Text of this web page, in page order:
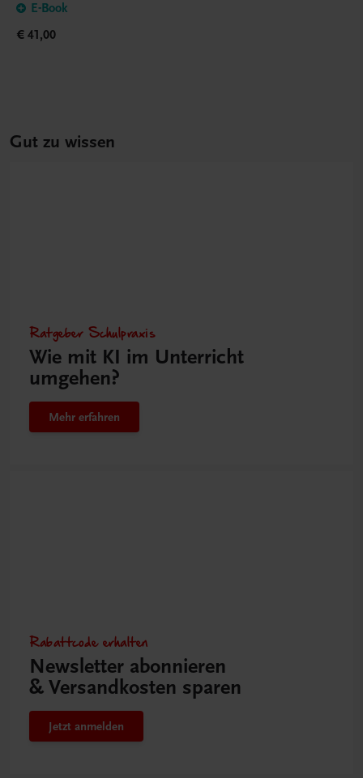
E-Book
€ 41,00
Gut zu wissen
Ratgeber Schulpraxis
Wie mit KI im Unterricht
umgehen?
Mehr erfahren
Rabattcode erhalten
Newsletter abonnieren
& Versandkosten sparen
Jetzt anmelden